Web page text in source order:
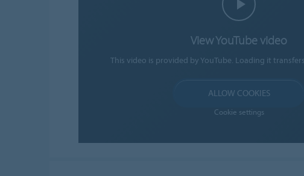
View YouTube video
This video is provided by YouTube. Loading it
ALLOW COOKIES
Cookie settings